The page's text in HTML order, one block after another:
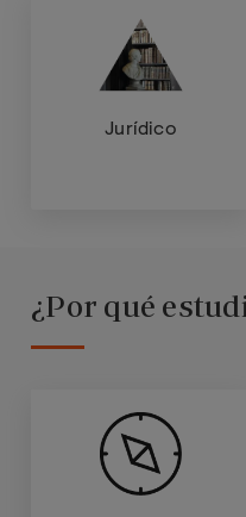
Jurídico
¿Por qué